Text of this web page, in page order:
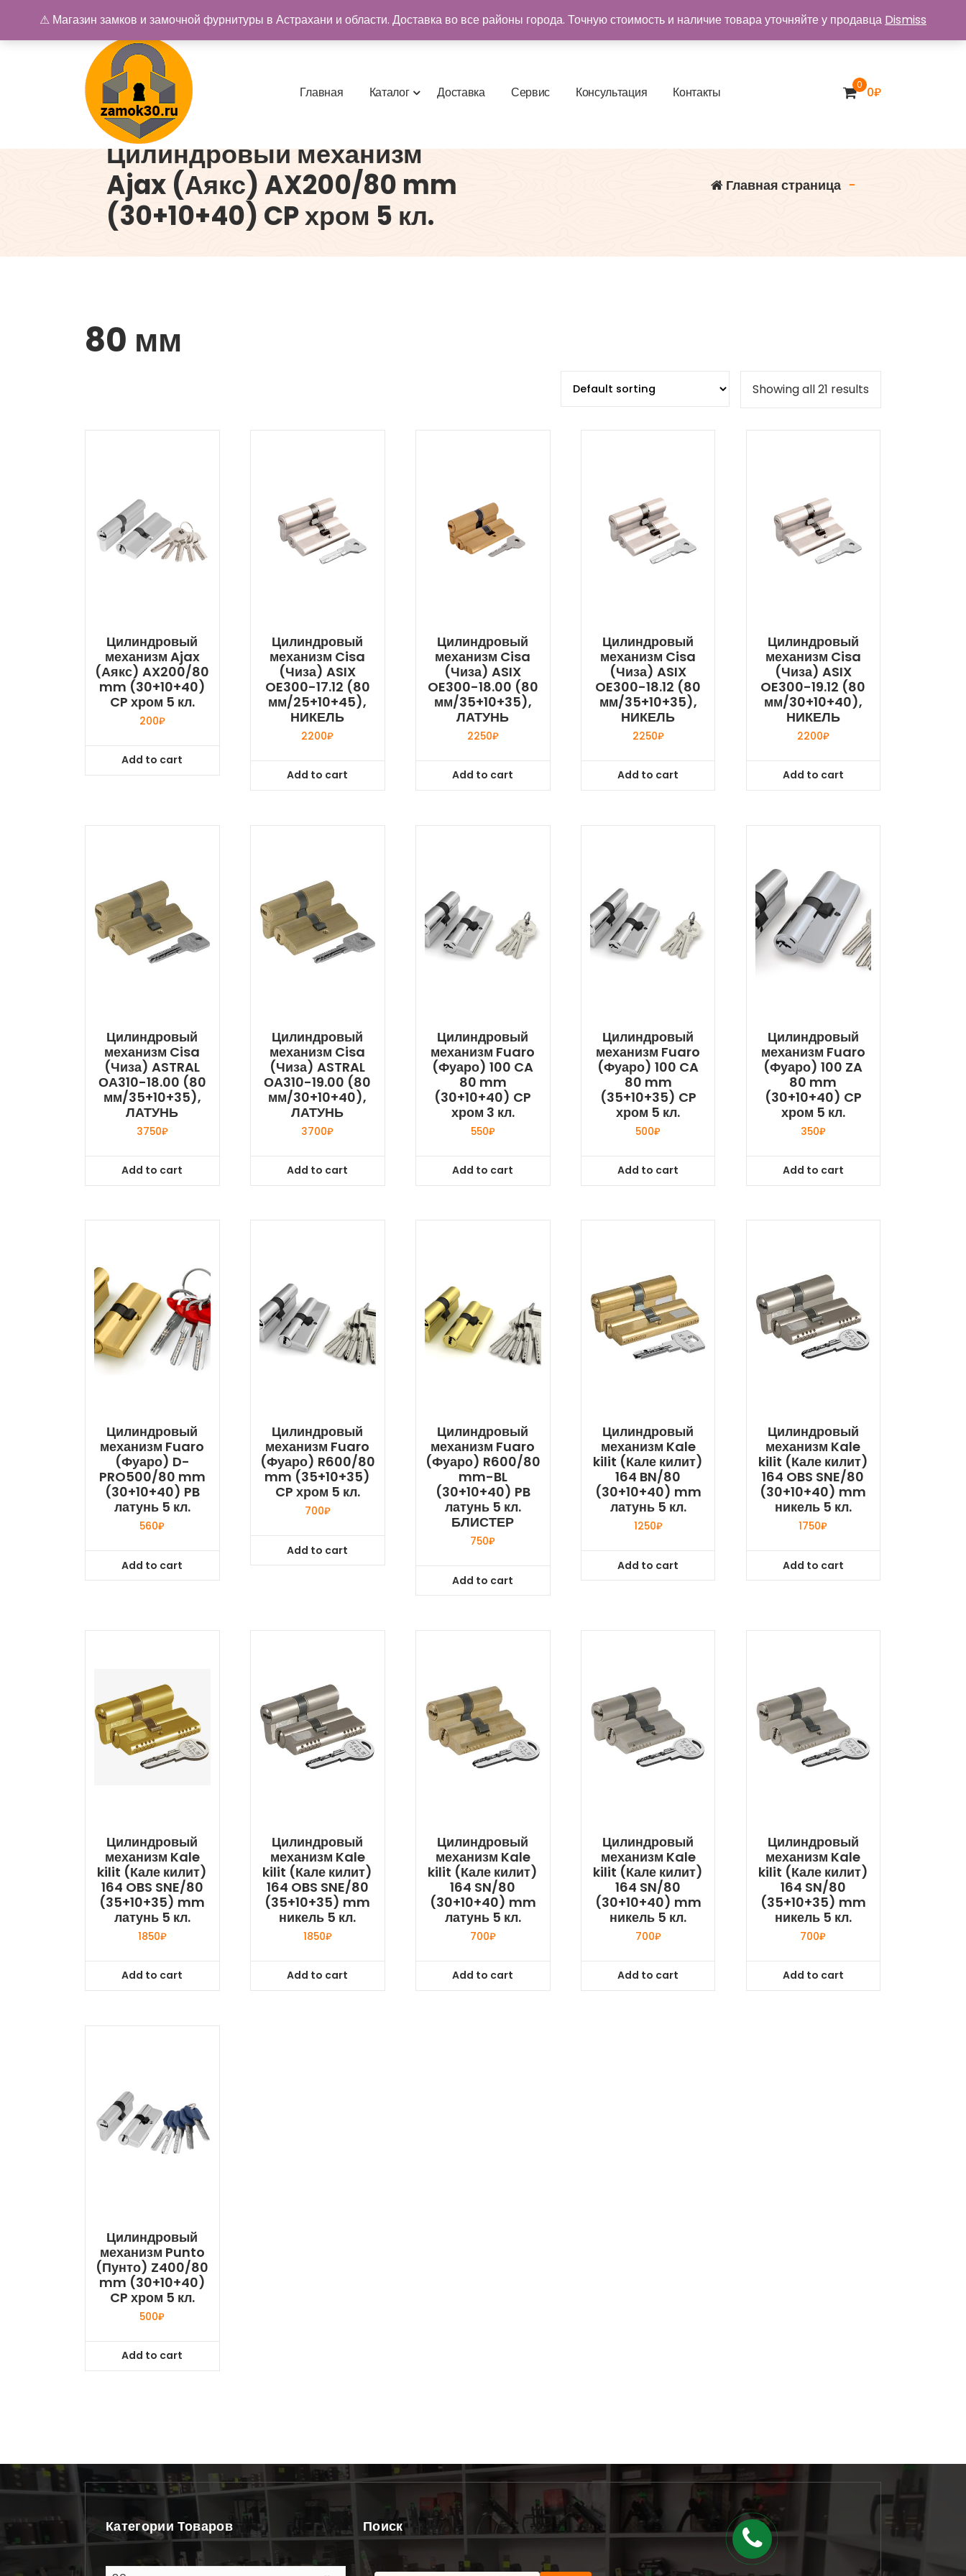
содержимому
Купить замок в Астрахани. Замки и дверная фурнитура
Главная Каталог Доставка Сервис Консультация Контакты 0 0₽
Цилиндровый механизм
Ajax (Аякс) AX200/80 mm
(30+10+40) CP хром 5 кл.
Главная страница -
80 мм
Showing all 21 results
Цилиндровый
механизм Ajax
(Аякс) AX200/80
mm (30+10+40)
CP хром 5 кл.
200₽
Add to cart
Цилиндровый
механизм Cisa
(Чиза) ASIX
OE300-17.12 (80
мм/25+10+45),
НИКЕЛЬ
2200₽
Add to cart
Цилиндровый
механизм Cisa
(Чиза) ASIX
OE300-18.00 (80
мм/35+10+35),
ЛАТУНЬ
2250₽
Add to cart
Цилиндровый
механизм Cisa
(Чиза) ASIX
OE300-18.12 (80
мм/35+10+35),
НИКЕЛЬ
2250₽
Add to cart
Цилиндровый
механизм Cisa
(Чиза) ASIX
OE300-19.12 (80
мм/30+10+40),
НИКЕЛЬ
2200₽
Add to cart
Цилиндровый
механизм Cisa
(Чиза) ASTRAL
ОА310-18.00 (80
мм/35+10+35),
ЛАТУНЬ
3750₽
Add to cart
Цилиндровый
механизм Cisa
(Чиза) ASTRAL
ОА310-19.00 (80
мм/30+10+40),
ЛАТУНЬ
3700₽
Add to cart
Цилиндровый
механизм Fuaro
(Фуаро) 100 CA
80 mm
(30+10+40) CP
хром 3 кл.
550₽
Add to cart
Цилиндровый
механизм Fuaro
(Фуаро) 100 CA
80 mm
(35+10+35) CP
хром 5 кл.
500₽
Add to cart
Цилиндровый
механизм Fuaro
(Фуаро) 100 ZA
80 mm
(30+10+40) CP
хром 5 кл.
350₽
Add to cart
Цилиндровый
механизм Fuaro
(Фуаро) D-
PRO500/80 mm
(30+10+40) PB
латунь 5 кл.
560₽
Add to cart
Цилиндровый
механизм Fuaro
(Фуаро) R600/80
mm (35+10+35)
CP хром 5 кл.
700₽
Add to cart
Цилиндровый
механизм Fuaro
(Фуаро) R600/80
mm-BL
(30+10+40) PB
латунь 5 кл.
БЛИСТЕР
750₽
Add to cart
Цилиндровый
механизм Kale
kilit (Кале килит)
164 BN/80
(30+10+40) mm
латунь 5 кл.
1250₽
Add to cart
Цилиндровый
механизм Kale
kilit (Кале килит)
164 OBS SNE/80
(30+10+40) mm
никель 5 кл.
1750₽
Add to cart
Цилиндровый
механизм Kale
kilit (Кале килит)
164 OBS SNE/80
(35+10+35) mm
латунь 5 кл.
1850₽
Add to cart
Цилиндровый
механизм Kale
kilit (Кале килит)
164 OBS SNE/80
(35+10+35) mm
никель 5 кл.
1850₽
Add to cart
Цилиндровый
механизм Kale
kilit (Кале килит)
164 SN/80
(30+10+40) mm
латунь 5 кл.
700₽
Add to cart
Цилиндровый
механизм Kale
kilit (Кале килит)
164 SN/80
(30+10+40) mm
никель 5 кл.
700₽
Add to cart
Цилиндровый
механизм Kale
kilit (Кале килит)
164 SN/80
(35+10+35) mm
никель 5 кл.
700₽
Add to cart
Цилиндровый
механизм Punto
(Пунто) Z400/80
mm (30+10+40)
CP хром 5 кл.
500₽
Add to cart
Категории Товаров Поиск
⚠ Магазин замков и замочной фурнитуры в Астрахани и области. Доставка во все районы города. Точную стоимость и наличие товара уточняйте у продавца Dismiss